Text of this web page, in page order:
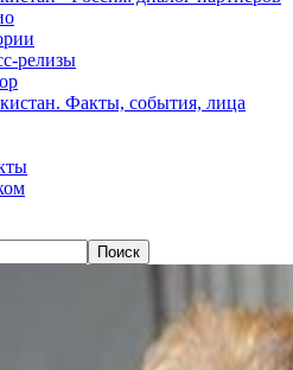
релизы
Факты, события, лица